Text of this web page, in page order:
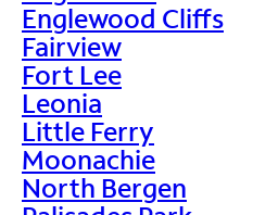
Englewood Cliffs
Fairview
Fort Lee
Leonia
Little Ferry
Moonachie
North Bergen